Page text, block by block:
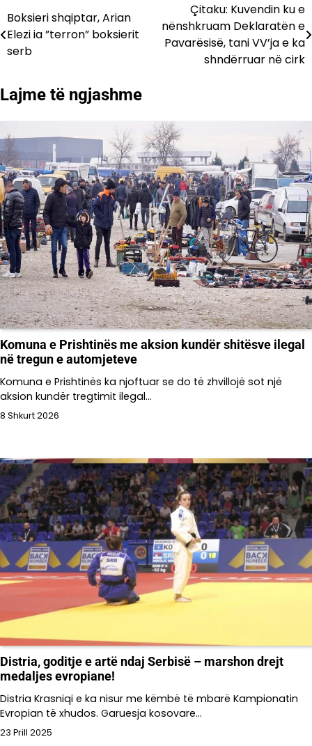
Lëvizje
te
Boksieri shqiptar, Arian
Elezi ia ”terron” boksierit
serb
Çitaku: Kuvendin ku e
nënshkruam Deklaratën e
Pavarësisë, tani VV’ja e ka
shndërruar në cirk
Lajme të ngjashme
Komuna e Prishtinës me aksion kundër shitësve ilegal
në tregun e automjeteve
Komuna e Prishtinës ka njoftuar se do të zhvillojë sot një
aksion kundër tregtimit ilegal…
8 Shkurt 2026
Distria, goditje e artë ndaj Serbisë – marshon drejt
medaljes evropiane!
Distria Krasniqi e ka nisur me këmbë të mbarë Kampionatin
Evropian të xhudos. Garuesja kosovare…
23 Prill 2025